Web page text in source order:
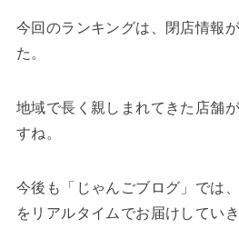
今回のランキングは、閉店情報
た。
地域で長く親しまれてきた店舗
すね。
今後も「じゃんごブログ」では
をリアルタイムでお届けしていき